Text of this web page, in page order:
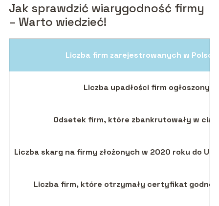
Jak sprawdzić wiarygodność firmy
– Warto wiedzieć!
Liczba firm zarejestrowanych w
Liczba upadłości firm
Odsetek firm, które zbankrutowały w
Liczba skarg na firmy złożonych w 2020 roku do
Liczba firm, które otrzymały certyfikat